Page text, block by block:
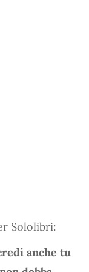
Sololibri:
anche tu